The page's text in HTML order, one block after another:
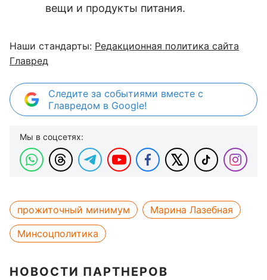
вещи и продукты питания.
Наши стандарты: Редакционная политика сайта
Главред
Следите за событиями вместе с
Главредом в Google!
Мы в соцсетях:
прожиточный минимум
Марина Лазебная
Минсоцполитика
НОВОСТИ ПАРТНЕРОВ